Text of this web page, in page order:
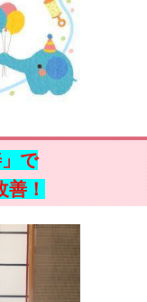
」で
！